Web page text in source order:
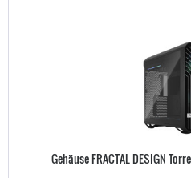
Gehäuse FRACTAL DESIGN